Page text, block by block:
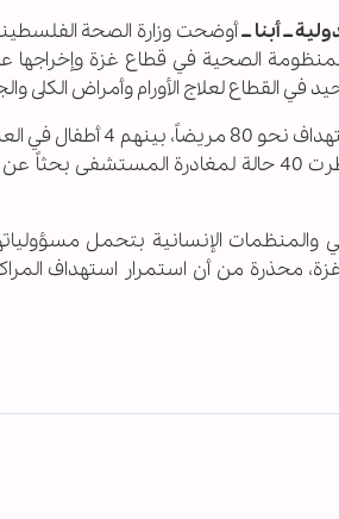
ــ أبنا ــأوضحت وزارة الصحة
الصحية في قطاع غزة
القطاع لعلاج الأورام وأمراض الكلى
والمنظمات الإنسانية بتحمل
محذرة من أن استمرار استهداف